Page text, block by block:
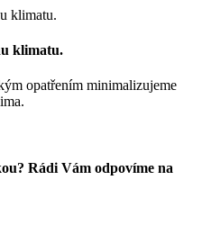
klimatu.
opatřením minimalizujeme
Rádi Vám odpovíme na